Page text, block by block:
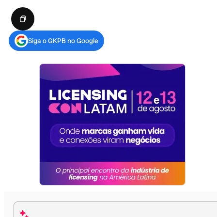
Siga o GKPB no Google